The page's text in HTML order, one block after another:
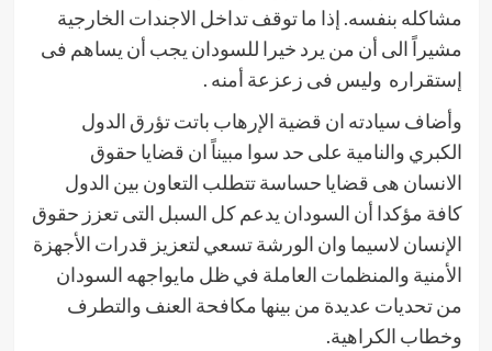
مشاكله بنفسه. إذا ما توقف تداخل الاجندات الخارجية
مشيراً الى أن من يرد خيرا للسودان يجب أن يساهم فى
إستقراره وليس فى زعزعة أمنه .
وأضاف سيادته ان قضية الإرهاب باتت تؤرق الدول
الكبري والنامية على حد سوا مبيناً ان قضايا حقوق
الانسان هى قضايا حساسة تتطلب التعاون بين الدول
كافة مؤكدا أن السودان يدعم كل السبل التى تعزز حقوق
الإنسان لاسيما وان الورشة تسعي لتعزيز قدرات الأجهزة
الأمنية والمنظمات العاملة في ظل مايواجهه السودان
من تحديات عديدة من بينها مكافحة العنف والتطرف
وخطاب الكراهية.